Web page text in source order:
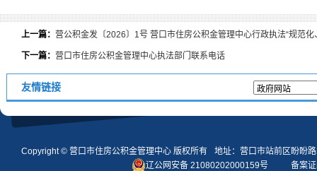
上一篇： 营公积金发〔2026〕1号 营口市住房公积金管理中心行政执法“规范
下一篇： 营口市住房公积金管理中心执法部门联系电话
友情链接
Copyright © 营口市住房公积金管理中心版权所有
地址：营口市站前区盼盼
辽公网安备 21080202000159号
备案